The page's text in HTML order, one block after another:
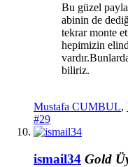
Bu güzel
abinin de
tekrar monte
hepimizin
biliriz.
Mustafa CUMBUL,
#29
ismail34 Gold